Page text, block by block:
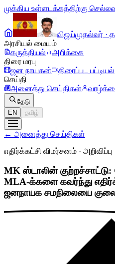
முக்கிய உள்ளடக்கத்திற்கு
விஜய்முதல்வர் ·
அரசியல் மையம்
கருத்தியல்
அறிக்கை
திரை மரபு
ஜன நாயகன்
திரைப்பட பட்டியல்
செய்தி
அனைத்து செய்திகள்
தேடு
EN
தமிழ்
← அனைத்து செய்திகள்
எதிர்க்கட்சி விமர்சனம் · அறிவிப்பு
MK ஸ்டாலின்
MLA-க்களை கவர்ந்து
ஜனநாயக சமநிலையை